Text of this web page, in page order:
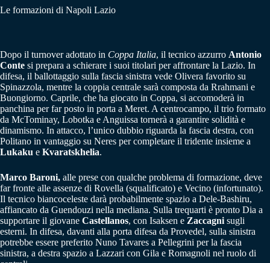
Le formazioni di Napoli Lazio
Dopo il turnover adottato in Coppa Italia, il tecnico azzurro Antonio
Conte si prepara a schierare i suoi titolari per affrontare la Lazio. In
difesa, il ballottaggio sulla fascia sinistra vede Olivera favorito su
Spinazzola, mentre la coppia centrale sarà composta da Rrahmani e
Buongiorno. Caprile, che ha giocato in Coppa, si accomoderà in
panchina per far posto in porta a Meret. A centrocampo, il trio formato
da McTominay, Lobotka e Anguissa tornerà a garantire solidità e
dinamismo. In attacco, l’unico dubbio riguarda la fascia destra, con
Politano in vantaggio su Neres per completare il tridente insieme a
Lukaku e Kvaratskhelia.
Marco Baroni, alle prese con qualche problema di formazione, deve
far fronte alle assenze di Rovella (squalificato) e Vecino (infortunato).
Il tecnico biancoceleste darà probabilmente spazio a Dele-Bashiru,
affiancato da Guendouzi nella mediana. Sulla trequarti è pronto Dia a
supportare il giovane Castellanos, con Isaksen e Zaccagni sugli
esterni. In difesa, davanti alla porta difesa da Provedel, sulla sinistra
potrebbe essere preferito Nuno Tavares a Pellegrini per la fascia
sinistra, a destra spazio a Lazzari con Gila e Romagnoli nel ruolo di